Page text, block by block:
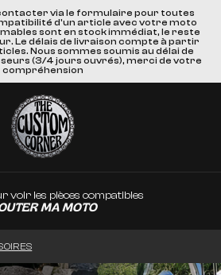
via le formulaire pour toutes
d'un article avec votre moto
sont en stock immédiat, le reste
Le délais de livraison compte à partir
Nous sommes soumis au délai de
(3/4 jours ouvrés), merci de votre
compréhension
voir les pièces compatibles
MA MOTO